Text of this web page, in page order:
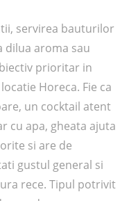
servirea bauturilor
dilua aroma sau
prioritar in
Horeca. Fie ca
un cocktail atent
cu apa, gheata ajuta
si are de
gustul general si
rece. Tipul potrivit